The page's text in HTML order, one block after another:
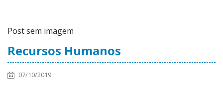
Post sem imagem
Recursos Humanos
07/10/2019